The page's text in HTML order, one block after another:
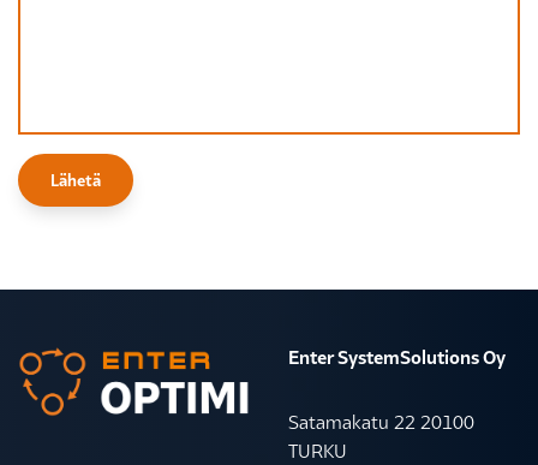
Enter SystemSolutions Oy
Satamakatu 22 20100
TURKU